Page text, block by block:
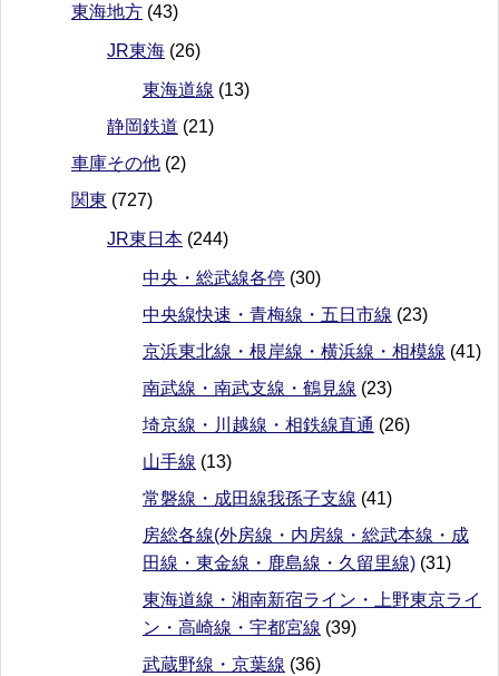
東海地方 (43)
JR東海 (26)
東海道線 (13)
静岡鉄道 (21)
車庫その他 (2)
関東 (727)
JR東日本 (244)
中央・総武線各停 (30)
中央線快速・青梅線・五日市線 (23)
京浜東北線・根岸線・横浜線・相模線 (41)
南武線・南武支線・鶴見線 (23)
埼京線・川越線・相鉄線直通 (26)
山手線 (13)
常磐線・成田線我孫子支線 (41)
房総各線(外房線・内房線・総武本線・成
田線・東金線・鹿島線・久留里線) (31)
東海道線・湘南新宿ライン・上野東京ライ
ン・高崎線・宇都宮線 (39)
武蔵野線・京葉線 (36)